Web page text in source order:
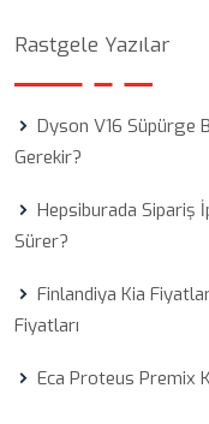
Rastgele Yazılar
Dyson V16 Süpürge
Gerekir?
Hepsiburada Sipariş
Sürer?
Finlandiya Kia
Fiyatları
Eca Proteus Premix